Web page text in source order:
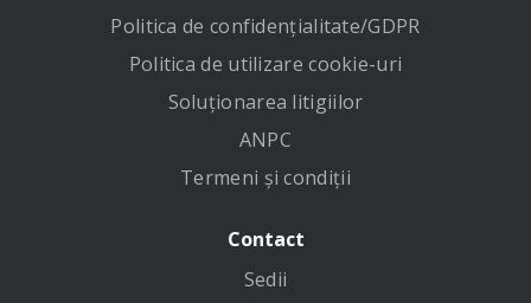
Politica de confidenţialitate/GDPR
Politica de utilizare cookie-uri
Soluționarea litigiilor
ANPC
Termeni și condiții
Contact
Sedii